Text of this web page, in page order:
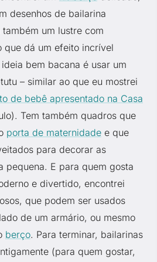
desenhos de bailarina
um lustre com
que dá um efeito incrível
bem bacana é usar um
– similar ao que eu mostrei
de bebê apresentado na Casa
Tem também quadros que
porta de maternidade e que
para decorar as
pequena. E para quem gosta
e divertido, encontrei
que podem ser usados
de um armário, ou mesmo
berço. Para terminar, bailarinas
(para quem gostar,